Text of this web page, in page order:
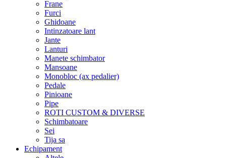
Frane
Furci
Ghidoane
Intinzatoare lant
Jante
Lanturi
Manete schimbator
Mansoane
Monobloc (ax pedalier)
Pedale
Pinioane
Pipe
ROTI CUSTOM & DIVERSE
Schimbatoare
Sei
Tija sa
Echipament